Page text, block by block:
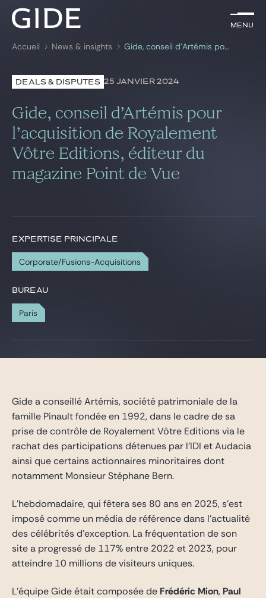
Menu
Rechercher par mots-clés
Menu
Avocats
Expertises
Global
News & insights
Gide Pro Bono et RSE
Blog Real Estate
Contact
Accueil News & insights Gide, conseil d’Artémis pour l’acquisition de Royalement Vôtre Editions, éditeur du magazine Point de Vue
DEALS & DISPUTES 25 JANVIER 2024
Gide, conseil d’Artémis pour
l’acquisition de Royalement
Vôtre Editions, éditeur du
magazine Point de Vue
EXPERTISE PRINCIPALE
Corporate/Fusions-Acquisitions
BUREAU
Paris
Gide a conseillé Artémis, société patrimoniale de la
famille Pinault fondée en 1992, dans le cadre de sa
prise de contrôle de Royalement Vôtre Editions via le
rachat des participations détenues par l’IDI et Audacia
ainsi que certains actionnaires minoritaires dont
notamment Monsieur Stéphane Bern.
L’hebdomadaire, qui fêtera ses 80 ans en 2025, s’est
imposé comme un média de référence dans l’actualité
des célébrités d’exception. La fréquentation de son
site a progressé de 117% entre 2022 et 2023, pour
atteindre 10 millions de visiteurs uniques.
L’équipe Gide était composée de Frédéric Mion, Paul